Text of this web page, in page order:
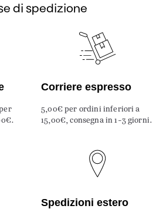
di spedizione
Corriere espresso
5,00€ per ordini inferiori a
15,00€, consegna in 1-3 giorni.
Spedizioni estero